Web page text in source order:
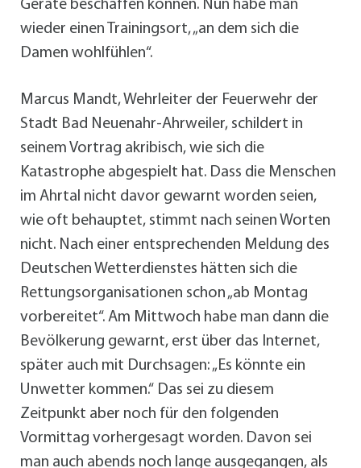
Geräte beschaffen können. Nun habe man
wieder einen Trainingsort, „an dem sich die
Damen wohlfühlen“.
Marcus Mandt, Wehrleiter der Feuerwehr der
Stadt Bad Neuenahr-Ahrweiler, schildert in
seinem Vortrag akribisch, wie sich die
Katastrophe abgespielt hat. Dass die Menschen
im Ahrtal nicht davor gewarnt worden seien,
wie oft behauptet, stimmt nach seinen Worten
nicht. Nach einer entsprechenden Meldung des
Deutschen Wetterdienstes hätten sich die
Rettungsorganisationen schon „ab Montag
vorbereitet“. Am Mittwoch habe man dann die
Bevölkerung gewarnt, erst über das Internet,
später auch mit Durchsagen: „Es könnte ein
Unwetter kommen.“ Das sei zu diesem
Zeitpunkt aber noch für den folgenden
Vormittag vorhergesagt worden. Davon sei
man auch abends noch lange ausgegangen, als